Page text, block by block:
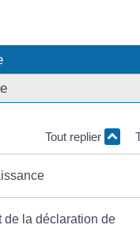
Tout replier
de la déclaration de